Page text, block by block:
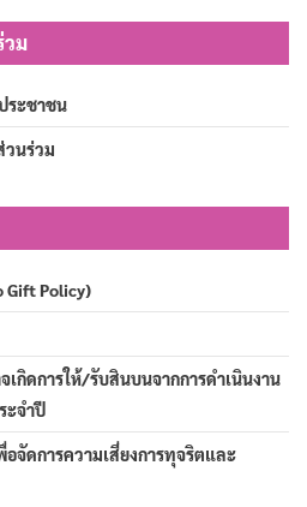
วม
ระชาชน
วนร่วม
Gift Policy)
เกิดการให้/รับสินบนจากการดำเนินงาน
ะจำปี
อจัดการความเสี่ยงการทุจริตและ